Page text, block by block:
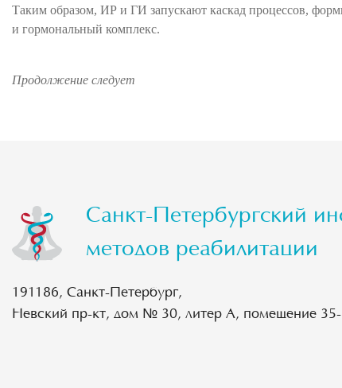
Таким образом, ИР и ГИ запускают каскад процессов,
и гормональный комплекс.
Продолжение следует
Санкт-Петербургский
методов реабилитации
191186, Санкт-Петербург,
Невский пр-кт, дом № 30, литер А, помещение